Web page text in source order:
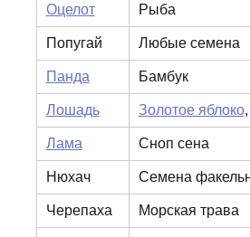
Оцелот Рыба
Попугай Любые семена
Панда Бамбук
Лошадь Золотое яблоко,
Лама Сноп сена
Нюхач Семена
Черепаха Морская трава